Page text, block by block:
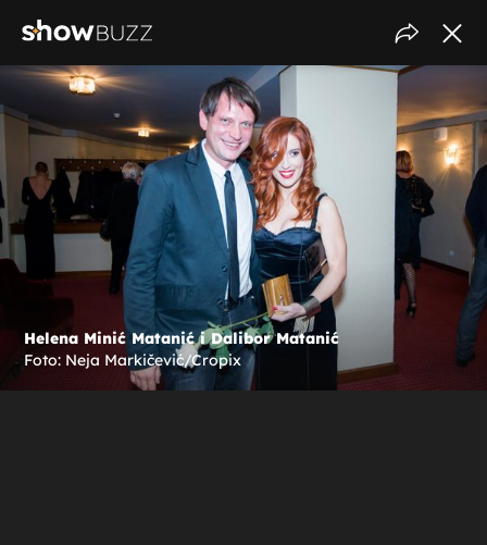
Helena Minić Matanić i Dalibor Matanić
Foto: Neja Markičević/Cropix